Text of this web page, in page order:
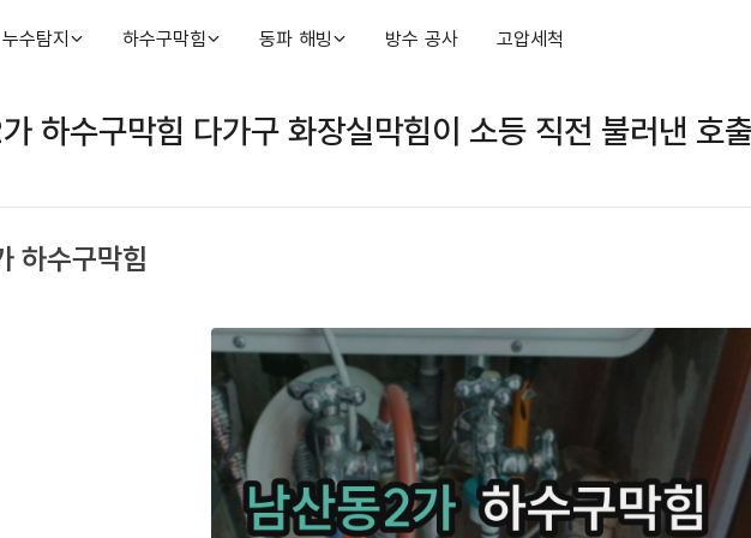
누수탐지 하수구막힘 동파 해빙 방수 공사 고압세척
하수구막힘 다가구 화장실막힘이 소등 직전 불러낸 호
하수구막힘